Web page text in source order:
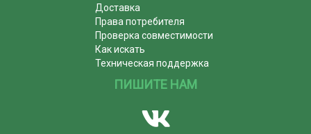
Доставка
Права потребителя
Проверка совместимости
Как искать
Техническая поддержка
ПИШИТЕ НАМ